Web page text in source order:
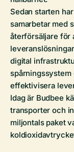
Sedan starten
samarbetar med
återförsäljare för
digital
spårningssystem
effektivisera
Idag är Budbee
transporter och
miljontals paket